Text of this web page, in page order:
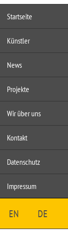
Startseite
Künstler
News
Projekte
Wir über uns
Kontakt
Datenschutz
Impressum
EN DE